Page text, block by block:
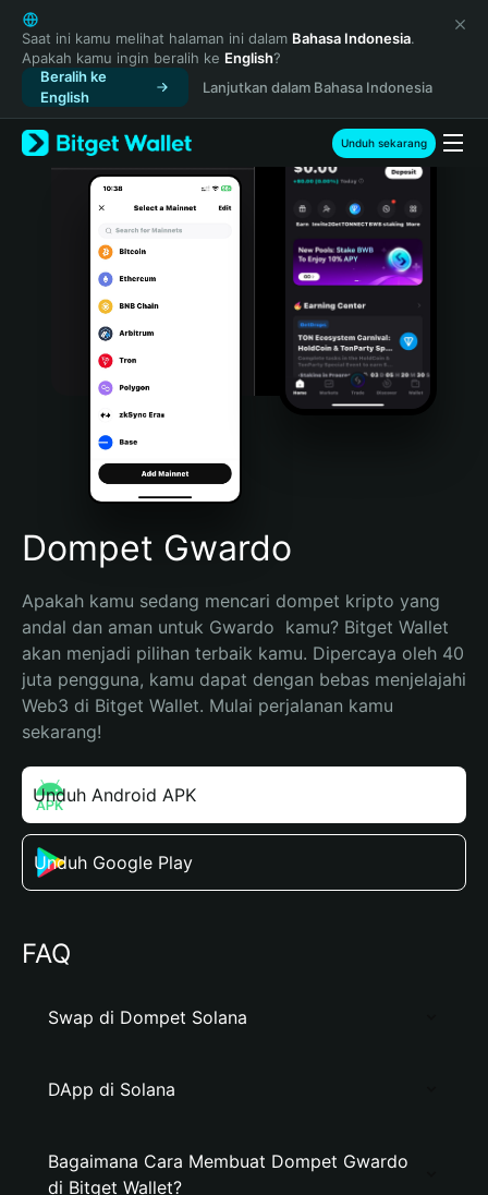
English
日本語
Tiếng Việt
Русский
Español (Latinoamérica)
Türkçe
Italiano
Português (Portugal)
Bahasa Indonesia
Português (Brasil)
Español (Argentina)
Saat ini kamu melihat halaman ini dalam Bahasa Indonesia.
Apakah kamu ingin beralih ke English?
Beralih ke
English
Lanjutkan dalam Bahasa Indonesia
Unduh sekarang
Dompet Gwardo
Apakah kamu sedang mencari dompet kripto yang
andal dan aman untuk Gwardo  kamu? Bitget Wallet
akan menjadi pilihan terbaik kamu. Dipercaya oleh 40
juta pengguna, kamu dapat dengan bebas menjelajahi
Web3 di Bitget Wallet. Mulai perjalanan kamu
sekarang!
Unduh Android APK
Unduh Google Play
FAQ
Swap di Dompet Solana
DApp di Solana
Bagaimana Cara Membuat Dompet Gwardo
di Bitget Wallet?